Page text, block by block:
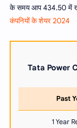
के समय आप 434.50 में
कंपनियों के शेयर 2024
Tata Power
Past
1 Year